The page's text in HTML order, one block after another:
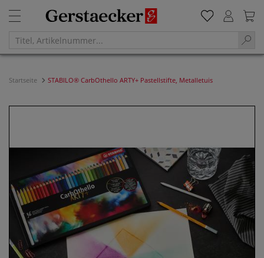
Startseite STABILO® CarbOthello ARTY+ Pastellstifte, Metalletuis